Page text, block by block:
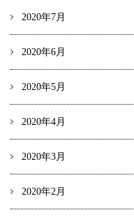
2020年7月
2020年6月
2020年5月
2020年4月
2020年3月
2020年2月